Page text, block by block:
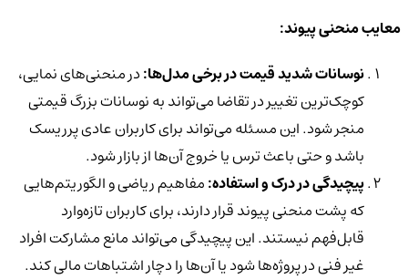
معایب منحنی پیوند:
نوسانات شدید قیمت در برخی مدل‌ها:در منحنی‌های نمایی،
کوچک‌ترین تغییر در تقاضا می‌تواند به نوسانات بزرگ قیمتی
منجر شود. این مسئله می‌تواند برای کاربران عادی پرریسک
باشد و حتی باعث ترس یا خروج آن‌ها از بازار شود.
پیچیدگی در درک و استفاده:مفاهیم ریاضی و الگوریتم‌هایی
که پشت منحنی پیوند قرار دارند، برای کاربران تازه‌وارد
قابل‌فهم نیستند. این پیچیدگی می‌تواند مانع مشارکت افراد
غیر فنی در پروژه‌ها شود یا آن‌ها را دچار اشتباهات مالی کند.